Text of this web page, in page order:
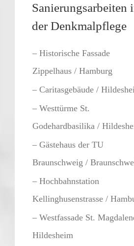
Sanierungsarbeiten
der Denkmalpflege
– Historische Fassade
Zippelhaus / Hamburg
– Caritasgebäude /
– Westtürme St.
Godehardbasilika /
– Gästehaus der TU
Braunschweig /
– Hochbahnstation
Kellinghusenstrasse /
– Westfassade St.
Hildesheim